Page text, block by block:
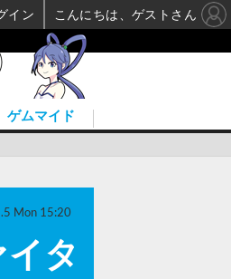
ゲムマイド
タ
Mon 15:20
イン こんにちは、ゲストさん